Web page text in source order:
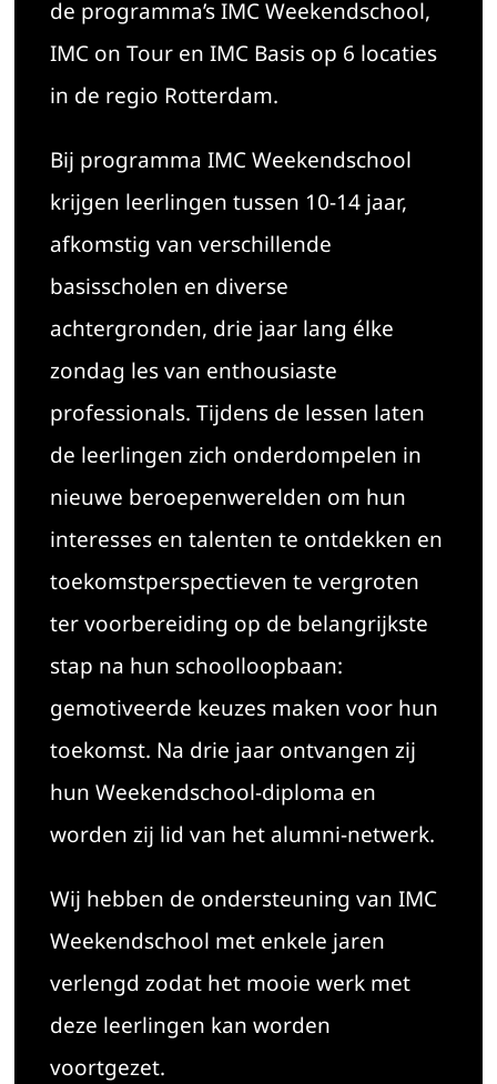
de programma’s IMC Weekendschool,
IMC on Tour en IMC Basis op 6 locaties
in de regio Rotterdam.
Bij programma IMC Weekendschool
krijgen leerlingen tussen 10-14 jaar,
afkomstig van verschillende
basisscholen en diverse
achtergronden, drie jaar lang élke
zondag les van enthousiaste
professionals. Tijdens de lessen laten
de leerlingen zich onderdompelen in
nieuwe beroepenwerelden om hun
interesses en talenten te ontdekken en
toekomstperspectieven te vergroten
ter voorbereiding op de belangrijkste
stap na hun schoolloopbaan:
gemotiveerde keuzes maken voor hun
toekomst. Na drie jaar ontvangen zij
hun Weekendschool-diploma en
worden zij lid van het alumni-netwerk.
Wij hebben de ondersteuning van IMC
Weekendschool met enkele jaren
verlengd zodat het mooie werk met
deze leerlingen kan worden
voortgezet.